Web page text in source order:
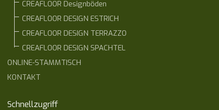
CREAFLOOR Designböden
CREAFLOOR DESIGN ESTRICH
CREAFLOOR DESIGN TERRAZZO
CREAFLOOR DESIGN SPACHTEL
ONLINE-STAMMTISCH
KONTAKT
Schnellzugriff